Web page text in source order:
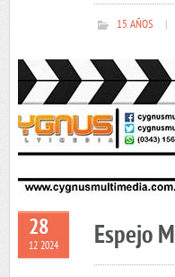
15 AÑOS
28
12 2024 Espejo